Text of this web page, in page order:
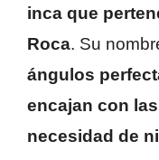
inca que
Roca. Su
ángulos
encajan con
necesidad de